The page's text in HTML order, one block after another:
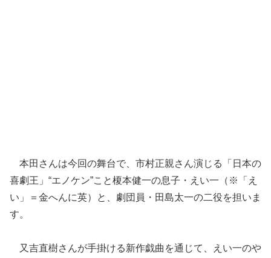
本田さんは今回の舞台で、市村正親さん演じる「日本の
喜劇王」“エノケン”こと榎本健一の息子・えい一（※「え
い」＝金へんに英）と、劇団員・田島太一の二役を担いま
す。
又吉直樹さんが手掛ける新作戯曲を通じて、えい一のや